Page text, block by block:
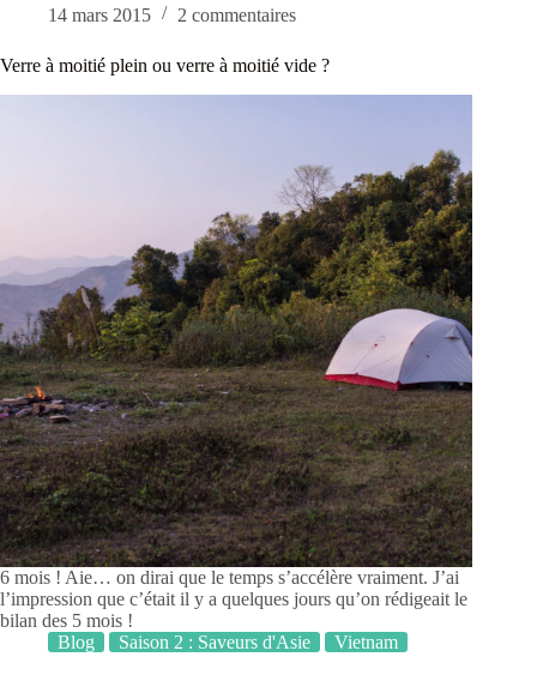
14 mars 2015 2 commentaires
Verre à moitié plein ou verre à moitié vide ?
6 mois ! Aie… on dirai que le temps s’accélère vraiment. J’ai
l’impression que c’était il y a quelques jours qu’on rédigeait le
bilan des 5 mois !
Blog
Saison 2 : Saveurs d'Asie Vietnam